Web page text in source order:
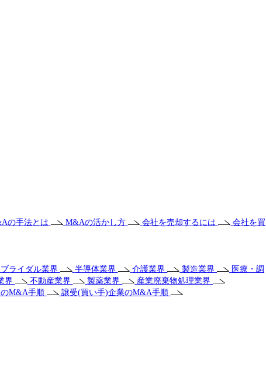
の手法とは M&Aの活かし方 会社を売却するには
会社を買
ライダル業界 半導体業界 介護業界 製造業界
医療・調
界 不動産業界 製薬業界 産業廃棄物処理業界
M&A手順 譲受(買い手)企業のM&A手順